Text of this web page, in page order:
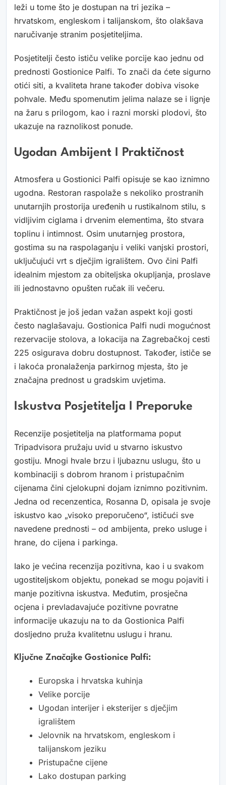
leži u tome što je dostupan na tri jezika –
hrvatskom, engleskom i talijanskom, što olakšava
naručivanje stranim posjetiteljima.
Posjetitelji često ističu velike porcije kao jednu od
prednosti Gostionice Palfi. To znači da ćete sigurno
otići siti, a kvaliteta hrane također dobiva visoke
pohvale. Među spomenutim jelima nalaze se i lignje
na žaru s prilogom, kao i razni morski plodovi, što
ukazuje na raznolikost ponude.
Ugodan Ambijent I Praktičnost
Atmosfera u Gostionici Palfi opisuje se kao iznimno
ugodna. Restoran raspolaže s nekoliko prostranih
unutarnjih prostorija uređenih u rustikalnom stilu, s
vidljivim ciglama i drvenim elementima, što stvara
toplinu i intimnost. Osim unutarnjeg prostora,
gostima su na raspolaganju i veliki vanjski prostori,
uključujući vrt s dječjim igralištem. Ovo čini Palfi
idealnim mjestom za obiteljska okupljanja, proslave
ili jednostavno opušten ručak ili večeru.
Praktičnost je još jedan važan aspekt koji gosti
često naglašavaju. Gostionica Palfi nudi mogućnost
rezervacije stolova, a lokacija na Zagrebačkoj cesti
225 osigurava dobru dostupnost. Također, ističe se
i lakoća pronalaženja parkirnog mjesta, što je
značajna prednost u gradskim uvjetima.
Iskustva Posjetitelja I Preporuke
Recenzije posjetitelja na platformama poput
Tripadvisora pružaju uvid u stvarno iskustvo
gostiju. Mnogi hvale brzu i ljubaznu uslugu, što u
kombinaciji s dobrom hranom i pristupačnim
cijenama čini cjelokupni dojam iznimno pozitivnim.
Jedna od recenzentica, Rosanna D, opisala je svoje
iskustvo kao „visoko preporučeno“, ističući sve
navedene prednosti – od ambijenta, preko usluge i
hrane, do cijena i parkinga.
Iako je većina recenzija pozitivna, kao i u svakom
ugostiteljskom objektu, ponekad se mogu pojaviti i
manje pozitivna iskustva. Međutim, prosječna
ocjena i prevladavajuće pozitivne povratne
informacije ukazuju na to da Gostionica Palfi
dosljedno pruža kvalitetnu uslugu i hranu.
Ključne Značajke Gostionice Palfi:
Europska i hrvatska kuhinja
Velike porcije
Ugodan interijer i eksterijer s dječjim
igralištem
Jelovnik na hrvatskom, engleskom i
talijanskom jeziku
Pristupačne cijene
Lako dostupan parking